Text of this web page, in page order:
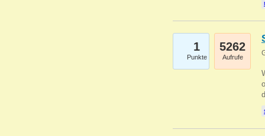
1
Punkte
5262
Aufrufe